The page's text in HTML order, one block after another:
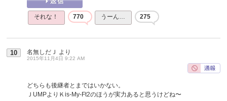
それな！ 770 うーん… 275
10 名無しだＪ より
2015年11月4日 9:22 AM
どちらも後継者とまではいかない。
ＪUMPよりＫis-My-Ft2のほうが実力あると思うけどね〜